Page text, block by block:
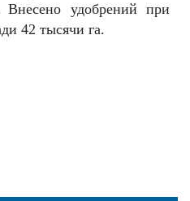
удобрений при
42 тысячи га.